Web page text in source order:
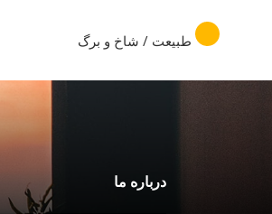
طبیعت / شاخ و برگ
درباره ما